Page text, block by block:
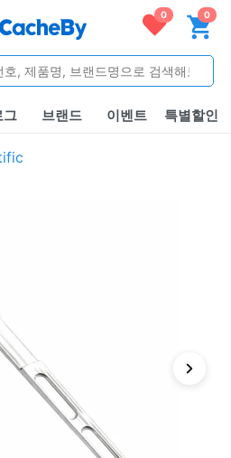
0 0
그 브랜드 이벤트 특별할인